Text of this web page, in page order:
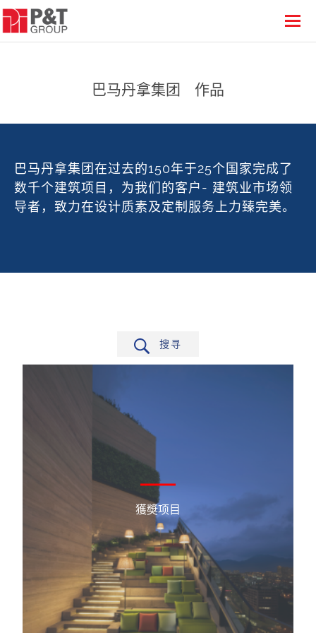
巴马丹拿集团 作品
巴马丹拿集团在过去的150年于25个国家完成了
数千个建筑项目，为我们的客户- 建筑业市场领
导者，致力在设计质素及定制服务上力臻完美。
搜寻
獲奬项目